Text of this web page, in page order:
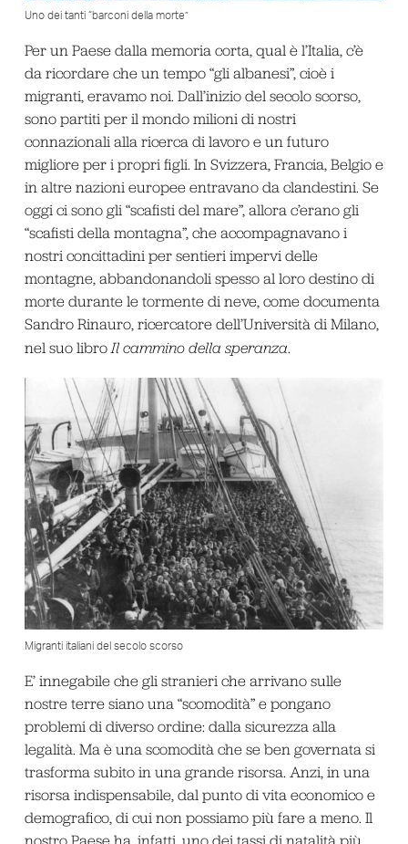
Uno dei tanti “barconi della morte”
Per un Paese dalla memoria corta, qual è l’Italia, c’è
da ricordare che un tempo “gli albanesi”, cioè i
migranti, eravamo noi. Dall’inizio del secolo scorso,
sono partiti per il mondo milioni di nostri
connazionali alla ricerca di lavoro e un futuro
migliore per i propri figli. In Svizzera, Francia, Belgio e
in altre nazioni europee entravano da clandestini. Se
oggi ci sono gli “scafisti del mare”, allora c’erano gli
“scafisti della montagna”, che accompagnavano i
nostri concittadini per sentieri impervi delle
montagne, abbandonandoli spesso al loro destino di
morte durante le tormente di neve, come documenta
Sandro Rinauro, ricercatore dell’Università di Milano,
nel suo libroIl cammino della speranza.
Migranti italiani del secolo scorso
E’ innegabile che gli stranieri che arrivano sulle
nostre terre siano una “scomodità” e pongano
problemi di diverso ordine: dalla sicurezza alla
legalità. Ma è una scomodità che se ben governata si
trasforma subito in una grande risorsa. Anzi, in una
risorsa indispensabile, dal punto di vita economico e
demografico, di cui non possiamo più fare a meno. Il
nostro Paese ha, infatti, uno dei tassi di natalità più